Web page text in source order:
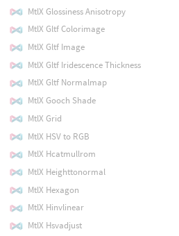
MtlX Glossiness Anisotropy
MtlX Gltf Colorimage
MtlX Gltf Image
MtlX Gltf Iridescence Thickness
MtlX Gltf Normalmap
MtlX Gooch Shade
MtlX Grid
MtlX HSV to RGB
MtlX Hcatmullrom
MtlX Heighttonormal
MtlX Hexagon
MtlX Hinvlinear
MtlX Hsvadjust